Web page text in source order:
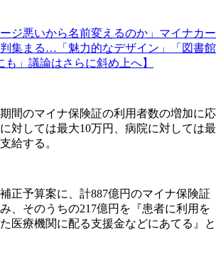
ジ悪いから名前変えるのか」マイナカー
集まる…「魅力的なデザイン」「図書館
も」議論はさらに斜め上へ】
間のマイナ保険証の利用者数の増加に応
対しては最大10万円、病院に対しては最
給する。
補正予算案に、計887億円のマイナ保険証
、そのうちの217億円を『患者に利用を
医療機関に配る支援金などにあてる』と